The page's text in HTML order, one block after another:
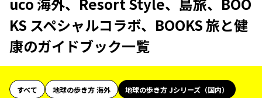
KS スペシャルコラボ、BOOKS 旅と健
康のガイドブック一覧
すべて 地球の歩き方 海外
地球の歩き方 Jシリーズ（国内）